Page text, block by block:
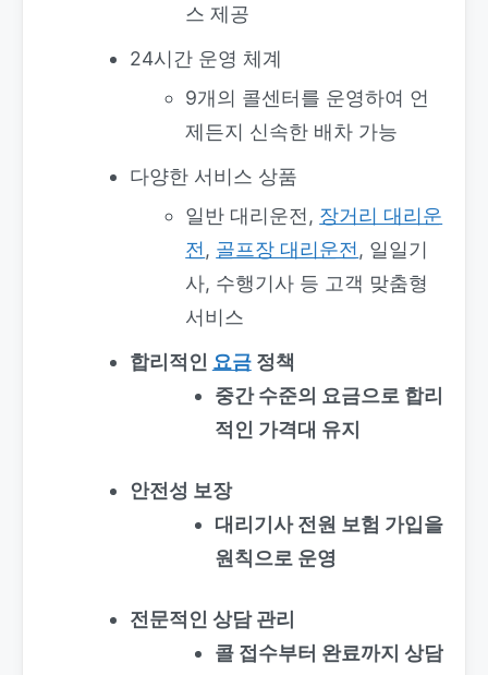
스 제공
24시간 운영 체계
9개의 콜센터를 운영하여 언
제든지 신속한 배차 가능
다양한 서비스 상품
일반 대리운전, 장거리 대리운
전, 골프장 대리운전, 일일기
사, 수행기사 등 고객 맞춤형
서비스
합리적인 요금정책
중간 수준의 요금으로 합리
적인 가격대 유지
안전성 보장
대리기사 전원 보험 가입을
원칙으로 운영
전문적인 상담 관리
콜 접수부터 완료까지 상담